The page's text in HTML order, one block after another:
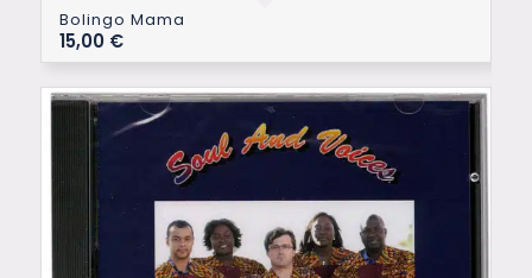
Bolingo Mama
15,00 €